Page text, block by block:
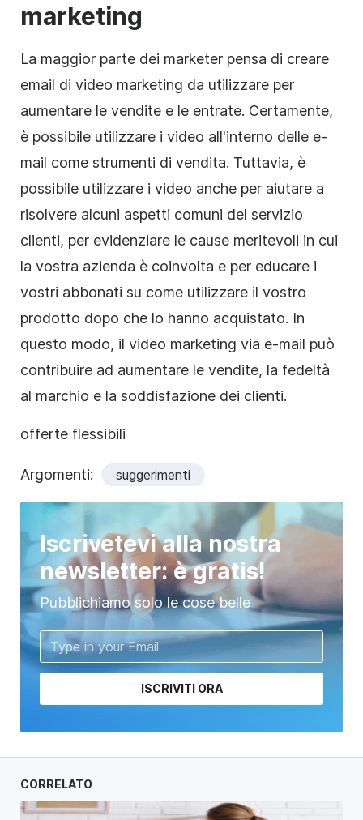
marketing
La maggior parte dei marketer pensa di creare
email di video marketing da utilizzare per
aumentare le vendite e le entrate. Certamente,
è possibile utilizzare i video all'interno delle e-
mail come strumenti di vendita. Tuttavia, è
possibile utilizzare i video anche per aiutare a
risolvere alcuni aspetti comuni del servizio
clienti, per evidenziare le cause meritevoli in cui
la vostra azienda è coinvolta e per educare i
vostri abbonati su come utilizzare il vostro
prodotto dopo che lo hanno acquistato. In
questo modo, il video marketing via e-mail può
contribuire ad aumentare le vendite, la fedeltà
al marchio e la soddisfazione dei clienti.
offerte flessibili
Argomenti: suggerimenti
Iscrivetevi alla nostra
newsletter: è gratis!
Pubblichiamo solo le cose belle
ISCRIVITI ORA
CORRELATO